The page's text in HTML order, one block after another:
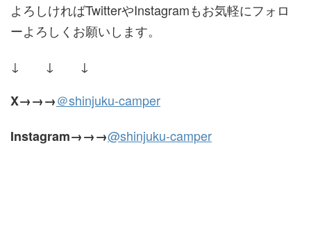
よろしければTwitterやInstagramもお気軽にフォロ
ーよろしくお願いします。
↓ ↓ ↓
X→→→＠shinjuku-camper
Instagram→→→@shinjuku-camper